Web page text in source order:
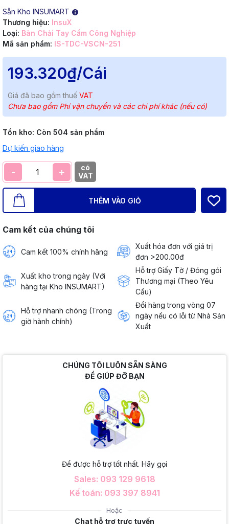
Sẵn Kho INSUMART
Thương hiệu: InsuX
Loại: Bàn Chải Tay Cầm Công Nghiệp
Mã sản phẩm: IS-TDC-VSCN-251
193.320₫/Cái
Giá đã bao gồm thuế VAT
Chưa bao gồm Phí vận chuyển và các chi phí khác (nếu có)
Tồn kho: Còn 504 sản phẩm
Dự kiến giao hàng
- +
có
VAT
THÊM VÀO GIỎ
Cam kết của chúng tôi
Cam kết 100% chính hãng
Xuất hóa đơn với giá trị
đơn >200.00đ
Xuất kho trong ngày (Với
hàng tại Kho INSUMART)
Hỗ trợ Giấy Tờ / Đóng gói
Thương mại (Theo Yêu
Cầu)
Hỗ trợ nhanh chóng (Trong
giờ hành chính)
Đổi hàng trong vòng 07
ngày nếu có lỗi từ Nhà Sản
Xuất
CHÚNG TÔI LUÔN SẴN SÀNG
ĐỂ GIÚP ĐỠ BẠN
Để được hỗ trợ tốt nhất. Hãy gọi
Sales: 093 129 9618
Kế toán: 093 397 8941
Hoặc
Chat hỗ trợ trực tuyến